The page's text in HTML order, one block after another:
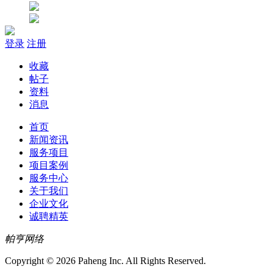
登录 注册
收藏
帖子
资料
消息
首页
新闻资讯
服务项目
项目案例
服务中心
关于我们
企业文化
诚聘精英
帕亨网络
Copyright © 2026 Paheng Inc. All Rights Reserved.